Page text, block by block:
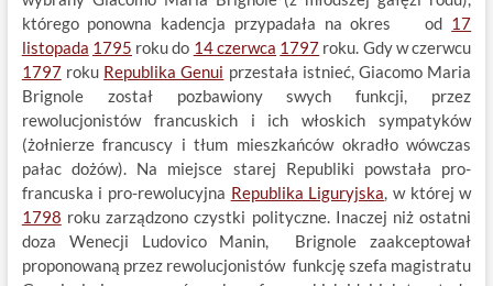
którego ponowna kadencja przypadała na okres od 17
listopada 1795 roku do 14 czerwca 1797 roku. Gdy w czerwcu
1797roku Republika Genui przestała istnieć, Giacomo Maria
Brignole został pozbawiony swych funkcji, przez
rewolucjonistów francuskich i ich włoskich sympatyków
(żołnierze francuscy i tłum mieszkańców okradło wówczas
pałac dożów). Na miejsce starej Republiki powstała pro-
francuska i pro-rewolucyjna Republika Liguryjska, w której w
1798 roku zarządzono czystki polityczne. Inaczej niż ostatni
doza Wenecji Ludovico Manin, Brignole zaakceptował
proponowaną przez rewolucjonistów funkcję szefa magistratu